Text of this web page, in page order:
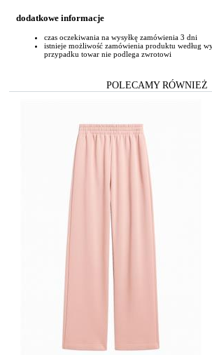
dodatkowe informacje
czas oczekiwania na wysyłkę zamówienia 3 dni
istnieje możliwość zamówienia produktu według
przypadku towar nie podlega zwrotowi
POLECAMY RÓWNIEŻ